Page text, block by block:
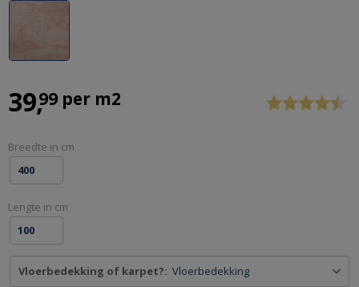
SOORTEN
DEURMATTEN
MAAT
VEEGJEVOETEN.NL
Previous
Stop
3999 per m2
Breedte in cm
Lengte in cm
Vloerbedekking of karpet?: Vloerbedekking